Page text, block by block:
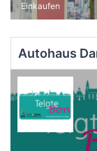
Einkaufen